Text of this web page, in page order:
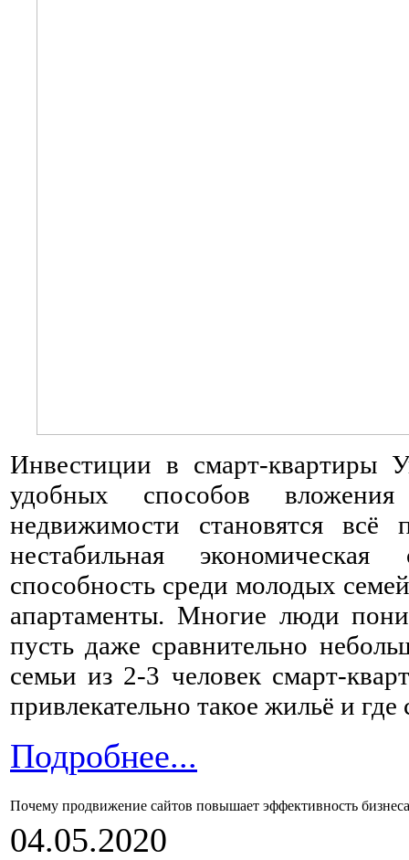
Инвестиции в смарт-
удобных способов
недвижимости становятся всё
нестабильная экономическая
способность среди молодых
апартаменты. Многие люди
пусть даже сравнительно
семьи из 2-3 человек смарт-
привлекательно такое жильё и где
Подробнее...
Почему продвижение сайтов повышает эффективность
04.05.2020